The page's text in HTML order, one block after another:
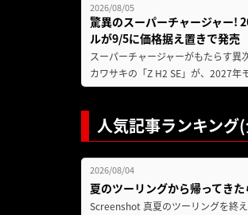
2026/08/05
驚異のスーパーチャージャー!
ルが9/5に価格据え置きで発売
スーパーチャージャーがもたらす異
カワサキの「Z H2 SE」が、2027
人気記事ランキング
2026/08/04
夏のツーリングから帰ってき
Screenshot 真夏のツーリングを終